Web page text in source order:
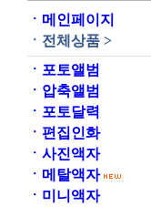
ㆍ 메인페이지
ㆍ 전체상품 >
ㆍ 포토앨범
ㆍ 압축앨범
ㆍ 포토달력
ㆍ 편집인화
ㆍ 사진액자
ㆍ 메탈액자
ㆍ 미니액자